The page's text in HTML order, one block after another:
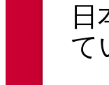
日
て